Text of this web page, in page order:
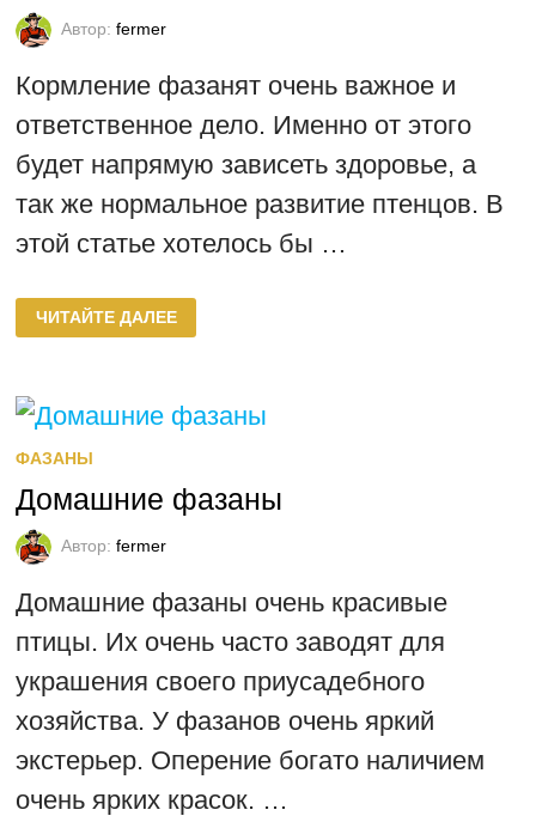
Автор: fermer
Кормление фазанят очень важное и
ответственное дело. Именно от этого
будет напрямую зависеть здоровье, а
так же нормальное развитие птенцов. В
этой статье хотелось бы …
КОРМЛЕНИЕ
ФАЗАНЯТ
ЧИТАЙТЕ ДАЛЕЕ
ФАЗАНЫ
Домашние фазаны
Автор: fermer
Домашние фазаны очень красивые
птицы. Их очень часто заводят для
украшения своего приусадебного
хозяйства. У фазанов очень яркий
экстерьер. Оперение богато наличием
очень ярких красок. …